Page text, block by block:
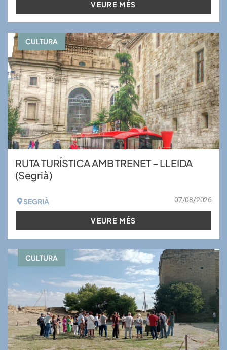
VEURE MÉS
CULTURA
RUTA TURÍSTICA AMB TRENET – LLEIDA
(Segrià)
SEGRIÀ 07/08/2026
VEURE MÉS
CULTURA